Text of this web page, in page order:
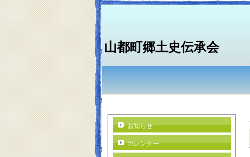
山都町郷土史伝承会
お知らせ
カレンダー